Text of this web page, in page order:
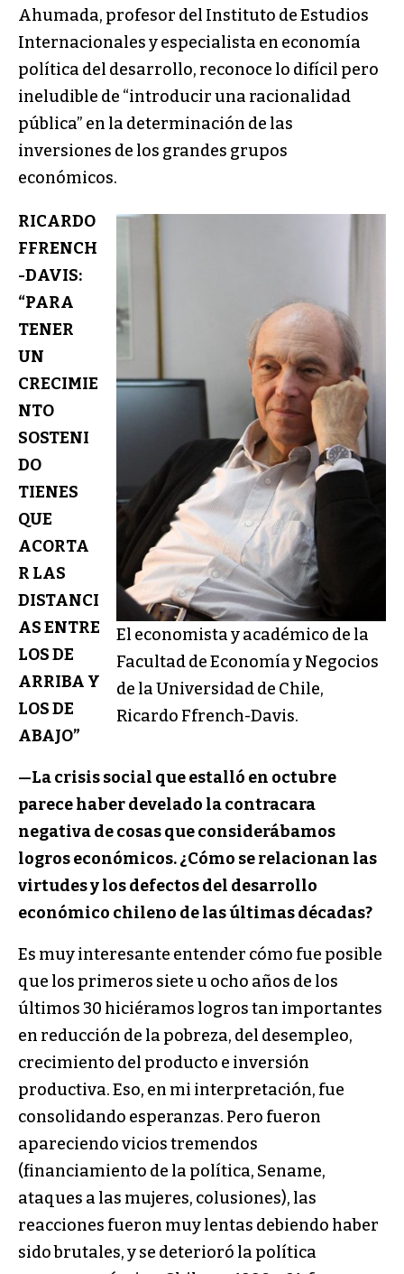
Ahumada, profesor del Instituto de Estudios
Internacionales y especialista en economía
política del desarrollo, reconoce lo difícil pero
ineludible de “introducir una racionalidad
pública” en la determinación de las
inversiones de los grandes grupos
económicos.
El economista y académico de la
Facultad de Economía y Negocios
de la Universidad de Chile,
Ricardo Ffrench-Davis.
RICARDO
FFRENCH
-DAVIS:
“PARA
TENER
UN
CRECIMIE
NTO
SOSTENI
DO
TIENES
QUE
ACORTA
R LAS
DISTANCI
AS ENTRE
LOS DE
ARRIBA Y
LOS DE
ABAJO”
—La crisis social que estalló en octubre
parece haber develado la contracara
negativa de cosas que considerábamos
logros económicos.¿Cómo se relacionan las
virtudes y los defectos del desarrollo
económico chileno de las últimas décadas?
Es muy interesante entender cómo fue posible
que los primeros siete u ocho años de los
últimos 30 hiciéramos logros tan importantes
en reducción de la pobreza, del desempleo,
crecimiento del producto e inversión
productiva. Eso, en mi interpretación, fue
consolidando esperanzas. Pero fueron
apareciendo vicios tremendos
(financiamiento de la política, Sename,
ataques a las mujeres, colusiones), las
reacciones fueron muy lentas debiendo haber
sido brutales, y se deterioró la política